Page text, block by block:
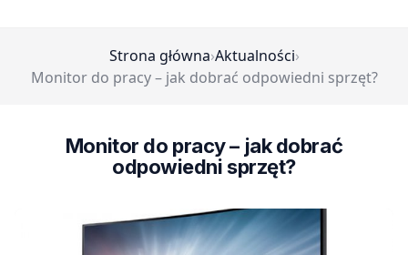
Strona główna›Aktualności›
Monitor do pracy – jak dobrać odpowiedni sprzęt?
Monitor do pracy – jak dobrać
odpowiedni sprzęt?